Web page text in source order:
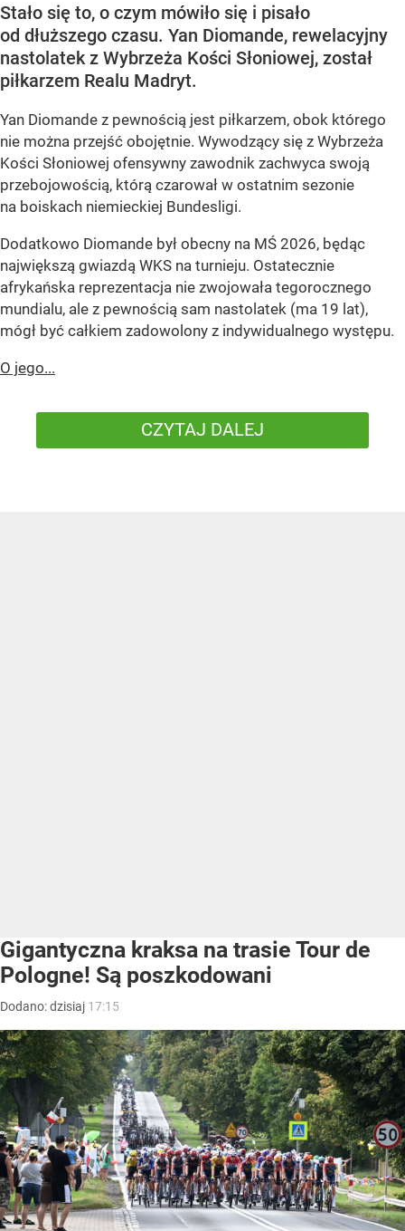
Stało się to, o czym mówiło się i pisało
od dłuższego czasu. Yan Diomande, rewelacyjny
nastolatek z Wybrzeża Kości Słoniowej, został
piłkarzem Realu Madryt.
Yan Diomande z pewnością jest piłkarzem, obok którego
nie można przejść obojętnie. Wywodzący się z Wybrzeża
Kości Słoniowej ofensywny zawodnik zachwyca swoją
przebojowością, którą czarował w ostatnim sezonie
na boiskach niemieckiej Bundesligi.
Dodatkowo Diomande był obecny na MŚ 2026, będąc
największą gwiazdą WKS na turnieju. Ostatecznie
afrykańska reprezentacja nie zwojowała tegorocznego
mundialu, ale z pewnością sam nastolatek (ma 19 lat),
mógł być całkiem zadowolony z indywidualnego występu.
O jego...
CZYTAJ DALEJ
Gigantyczna kraksa na trasie Tour de
Pologne! Są poszkodowani
Dodano:dzisiaj 17:15